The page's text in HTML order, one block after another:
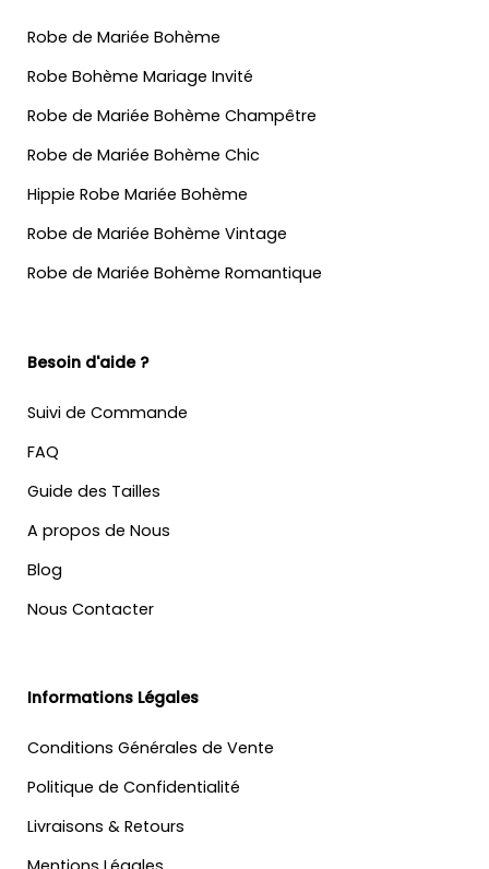
Robe de Mariée Bohème
Robe Bohème Mariage Invité
Robe de Mariée Bohème Champêtre
Robe de Mariée Bohème Chic
Hippie Robe Mariée Bohème
Robe de Mariée Bohème Vintage
Robe de Mariée Bohème Romantique
Besoin d'aide ?
Suivi de Commande
FAQ
Guide des Tailles
A propos de Nous
Blog
Nous Contacter
Informations Légales
Conditions Générales de Vente
Politique de Confidentialité
Livraisons & Retours